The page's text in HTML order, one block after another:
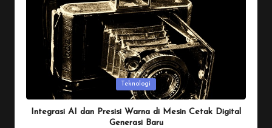
Teknologi
Integrasi AI dan Presisi Warna di Mesin Cetak Digital
Generasi Baru